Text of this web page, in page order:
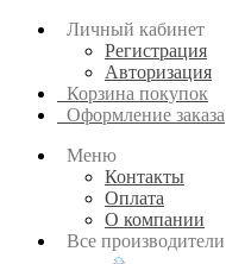
Личный кабинет
Регистрация
Авторизация
Корзина покупок
Оформление заказа
Меню
Контакты
Оплата
О компании
Все производители